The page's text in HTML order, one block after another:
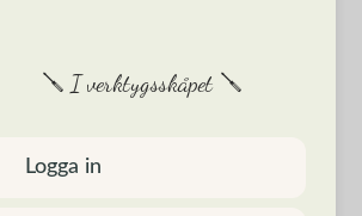
🪛 I verktygsskåpet 🪛
Logga in